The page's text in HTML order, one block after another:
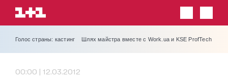
Голос страны: кастинг Шлях майстра вместе с Work.ua и KSE ProfTech
00:00 | 12.03.2012